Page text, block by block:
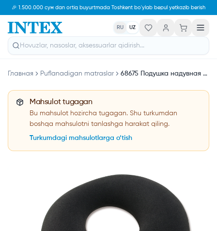
🎉 1.500.000 сум dan ortiq buyurtmada Toshkent bo'ylab bepul yetkazib berish
RU UZ
Главная Puflanadigan matraslar 68675 Подушка надувная Travel, 36х30х10 см
Mahsulot tugagan
Bu mahsulot hozircha tugagan. Shu turkumdan
boshqa mahsulotni tanlashga harakat qiling.
Turkumdagi mahsulotlarga o‘tish